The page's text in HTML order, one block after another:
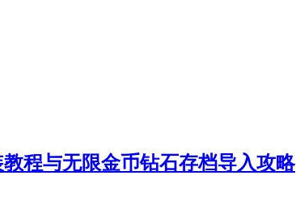
程与无限金币钻石存档导入攻略